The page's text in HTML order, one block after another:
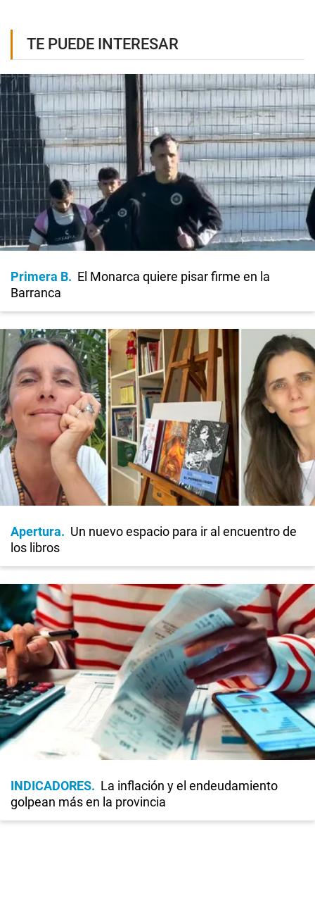
TE PUEDE INTERESAR
Primera B
El Monarca quiere pisar firme en la
Barranca
Apertura
Un nuevo espacio para ir al encuentro de
los libros
INDICADORES
La inflación y el endeudamiento
golpean más en la provincia